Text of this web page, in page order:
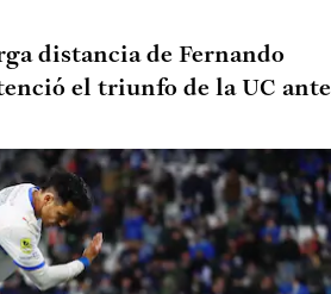
distancia de Fernando
el triunfo de la UC ante